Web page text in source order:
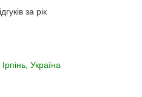
за рік
Україна